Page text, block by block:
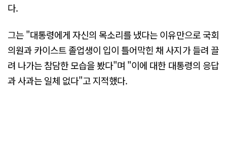
다.
그는 "대통령에게 자신의 목소리를 냈다는 이유만으로 국회
의원과 카이스트 졸업생이 입이 틀어막힌 채 사지가 들려 끌
려 나가는 참담한 모습을 봤다"며 "이에 대한 대통령의 응답
과 사과는 일체 없다"고 지적했다.